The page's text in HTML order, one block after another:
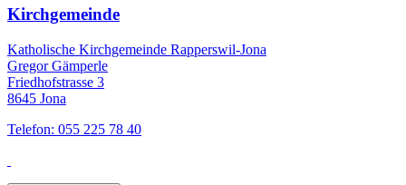
Kirchgemeinde
Katholische Kirchgemeinde Rapperswil-Jona
Gregor Gämperle
Friedhofstrasse 3
8645 Jona
Telefon: 055 225 78 40